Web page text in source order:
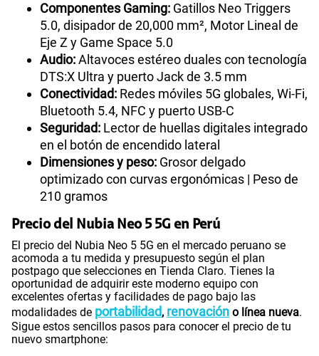
Componentes Gaming: Gatillos Neo Triggers
5.0, disipador de 20,000 mm², Motor Lineal de
Eje Z y Game Space 5.0
Audio:Altavoces estéreo duales con tecnología
DTS:X Ultra y puerto Jack de 3.5 mm
Conectividad: Redes móviles 5G globales, Wi-Fi,
Bluetooth 5.4, NFC y puerto USB-C
Seguridad: Lector de huellas digitales integrado
en el botón de encendido lateral
Dimensiones y peso: Grosor delgado
optimizado con curvas ergonómicas | Peso de
210 gramos
Precio del Nubia Neo 5 5G en Perú
El precio del Nubia Neo 5 5G en el mercado peruano se
acomoda a tu medida y presupuesto según el plan
postpago que selecciones en Tienda Claro. Tienes la
oportunidad de adquirir este moderno equipo con
excelentes ofertas y facilidades de pago bajo las
modalidades de portabilidad, renovación o línea nueva.
Sigue estos sencillos pasos para conocer el precio de tu
nuevo smartphone: